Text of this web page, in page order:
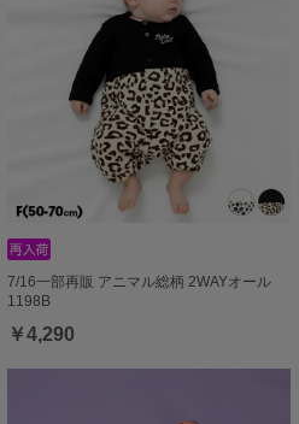
7/16一部再販 アニマル総柄 2WAYオール
1198B
￥4,290